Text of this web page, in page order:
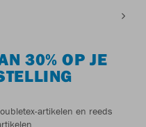
30% OP JE
artikelen en reeds